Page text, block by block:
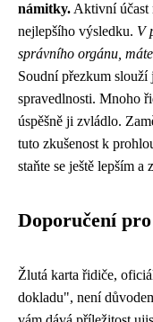
námitky. Aktivní účast
nejlepšího výsledku. V
správního orgánu,
Soudní přezkum slouží
spravedlnosti. Mnoho
úspěšně ji zvládlo.
tuto zkušenost k
staňte se ještě lepším
Doporučení
Žlutá karta řidiče,
dokladu", není